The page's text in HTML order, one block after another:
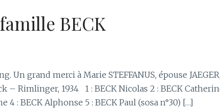
BECK
Un grand merci à Marie STEFFANUS, épouse JAEGER,
– Rimlinger, 1934 1 : BECK Nicolas 2 : BECK
4 : BECK Alphonse 5 : BECK Paul (sosa n°30) […]